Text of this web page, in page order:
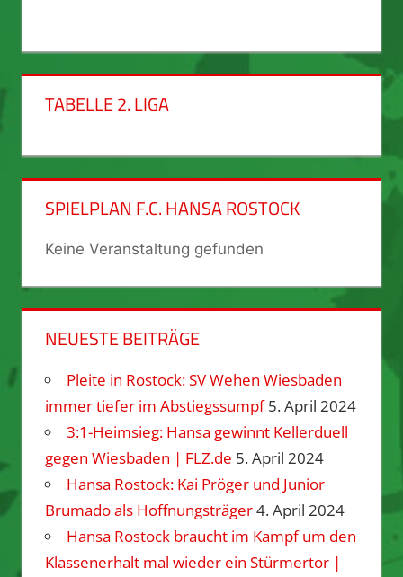
TABELLE 2. LIGA
SPIELPLAN F.C. HANSA ROSTOCK
Keine Veranstaltung gefunden
NEUESTE BEITRÄGE
Pleite in Rostock: SV Wehen Wiesbaden
immer tiefer im Abstiegssumpf 5. April 2024
3:1-Heimsieg: Hansa gewinnt Kellerduell
gegen Wiesbaden | FLZ.de 5. April 2024
Hansa Rostock: Kai Pröger und Junior
Brumado als Hoffnungsträger4. April 2024
Hansa Rostock braucht im Kampf um den
Klassenerhalt mal wieder ein Stürmertor |